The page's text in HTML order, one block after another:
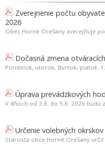
Zverejnenie počtu
2026
Obec Horné Orešany zverejňuje
Dočasná zmena
Pondelok, utorok, štvrtok, piatok:
Úprava prevádzkových
V dňoch od 3.8. do 5.8. 2026 budú
Určenie volebných
Starosta obce Horné Orešany určil